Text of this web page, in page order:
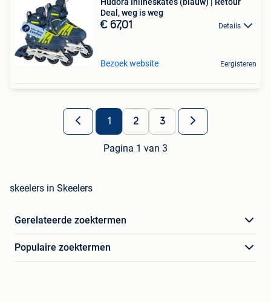
Deal, weg is weg
€ 67,01 Details
Bezoek website Eergisteren
1 2 3
Pagina 1 van 3
skeelers in Skeelers
Gerelateerde zoektermen
Populaire zoektermen